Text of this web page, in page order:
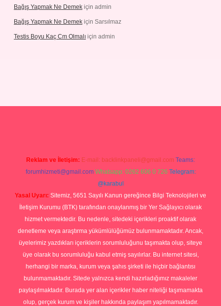
Bağış Yapmak Ne Demek için admin
Bağış Yapmak Ne Demek için Sarsılmaz
Testis Boyu Kaç Cm Olmalı için admin
Reklam ve İletişim: E-mail: backlinkpaneli@gmail.com Teams:
forumhizmeti@gmail.com Whatsapp: 0262 606 0 726 Telegram:
@karabul
Yasal Uyarı: Sitemiz, 5651 Sayılı Kanun gereğince Bilgi Teknolojileri ve
İletişim Kurumu (BTK) tarafından onaylanmış bir Yer Sağlayıcı olarak
hizmet vermektedir. Bu nedenle, sitedeki içerikleri proaktif olarak
denetleme veya araştırma yükümlülüğümüz bulunmamaktadır. Ancak,
üyelerimiz yazdıkları içeriklerin sorumluluğunu taşımakta olup, siteye
üye olarak bu sorumluluğu kabul etmiş sayılırlar. Bu internet sitesi,
herhangi bir marka, kurum veya şahıs şirketi ile hiçbir bağlantısı
bulunmamaktadır. Sitede yalnızca kendi hazırladığımız makaleler
paylaşılmaktadır. Burada yer alan içerikler haber niteliği taşımamakta
olup, gerçek kurum ve kişiler hakkında paylaşım yapılmamaktadır.